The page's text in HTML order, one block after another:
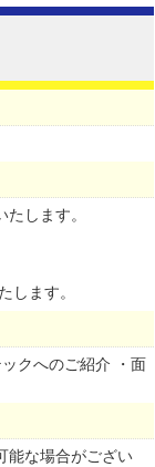
します。
します。
クへのご紹介 ・面
能な場合がござい